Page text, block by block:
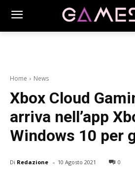
Home News
Xbox Cloud
arriva nell’app
Windows 10 per
Di Redazione - 10 Agosto 2021 0